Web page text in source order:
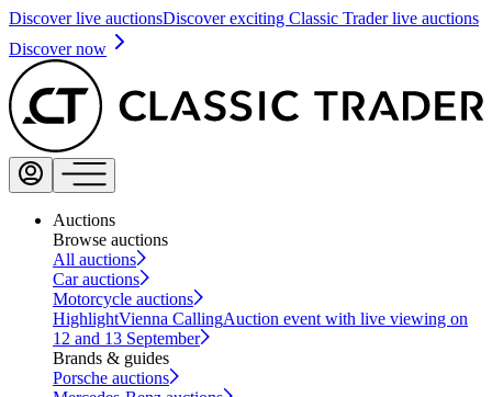
Discover live auctionsDiscover exciting Classic Trader live auctions
Discover now
Auctions
Browse auctions
All auctions
Car auctions
Motorcycle auctions
HighlightVienna CallingAuction event with live viewing on
12 and 13 September
Brands & guides
Porsche auctions